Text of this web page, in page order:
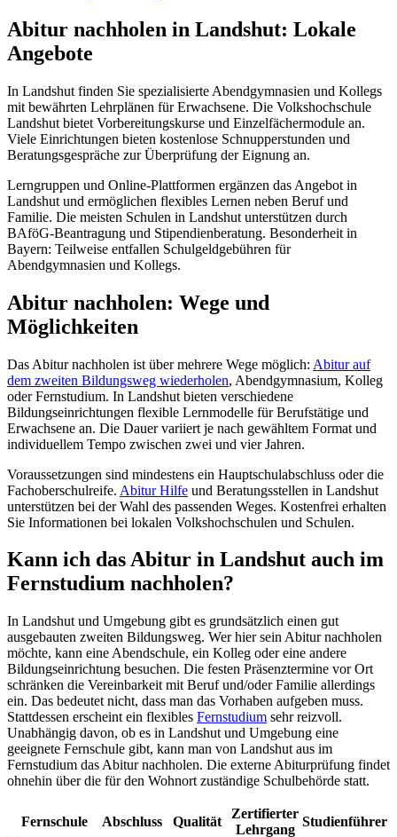
Abitur nachholen in Landshut: Lokale
Angebote
In Landshut finden Sie spezialisierte Abendgymnasien und Kollegs
mit bewährten Lehrplänen für Erwachsene. Die Volkshochschule
Landshut bietet Vorbereitungskurse und Einzelfächermodule an.
Viele Einrichtungen bieten kostenlose Schnupperstunden und
Beratungsgespräche zur Überprüfung der Eignung an.
Lerngruppen und Online-Plattformen ergänzen das Angebot in
Landshut und ermöglichen flexibles Lernen neben Beruf und
Familie. Die meisten Schulen in Landshut unterstützen durch
BAföG-Beantragung und Stipendienberatung. Besonderheit in
Bayern: Teilweise entfallen Schulgeldgebühren für
Abendgymnasien und Kollegs.
Abitur nachholen: Wege und
Möglichkeiten
Das Abitur nachholen ist über mehrere Wege möglich: Abitur auf
dem zweiten Bildungsweg wiederholen, Abendgymnasium, Kolleg
oder Fernstudium. In Landshut bieten verschiedene
Bildungseinrichtungen flexible Lernmodelle für Berufstätige und
Erwachsene an. Die Dauer variiert je nach gewähltem Format und
individuellem Tempo zwischen zwei und vier Jahren.
Voraussetzungen sind mindestens ein Hauptschulabschluss oder die
Fachoberschulreife. Abitur Hilfe und Beratungsstellen in Landshut
unterstützen bei der Wahl des passenden Weges. Kostenfrei erhalten
Sie Informationen bei lokalen Volkshochschulen und Schulen.
Kann ich das Abitur in Landshut auch im
Fernstudium nachholen?
In Landshut und Umgebung gibt es grundsätzlich einen gut
ausgebauten zweiten Bildungsweg. Wer hier sein Abitur nachholen
möchte, kann eine Abendschule, ein Kolleg oder eine andere
Bildungseinrichtung besuchen. Die festen Präsenztermine vor Ort
schränken die Vereinbarkeit mit Beruf und/oder Familie allerdings
ein. Das bedeutet nicht, dass man das Vorhaben aufgeben muss.
Stattdessen erscheint ein flexibles Fernstudium sehr reizvoll.
Unabhängig davon, ob es in Landshut und Umgebung eine
geeignete Fernschule gibt, kann man von Landshut aus im
Fernstudium das Abitur nachholen. Die externe Abiturprüfung findet
ohnehin über die für den Wohnort zuständige Schulbehörde statt.
Fernschule Abschluss Qualität
Zertifierter
Lehrgang
Studienführer